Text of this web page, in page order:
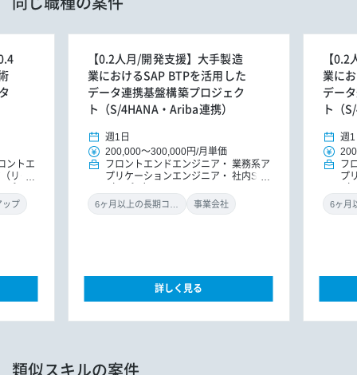
ントエ
リー
ップ
【0.2人月/開発支援】大手製造
業におけるSAP BTPを活用した
データ連携基盤構築プロジェク
ト（S/4HANA・Ariba連携）
週1日
200,000～300,000円/月単価
フロントエンドエンジニア
業務系ア
プリケーションエンジニア
社内SE
事業会社
詳しく見る
【
業に
デー
ト（
週1
フ
プ
類似スキルの案件